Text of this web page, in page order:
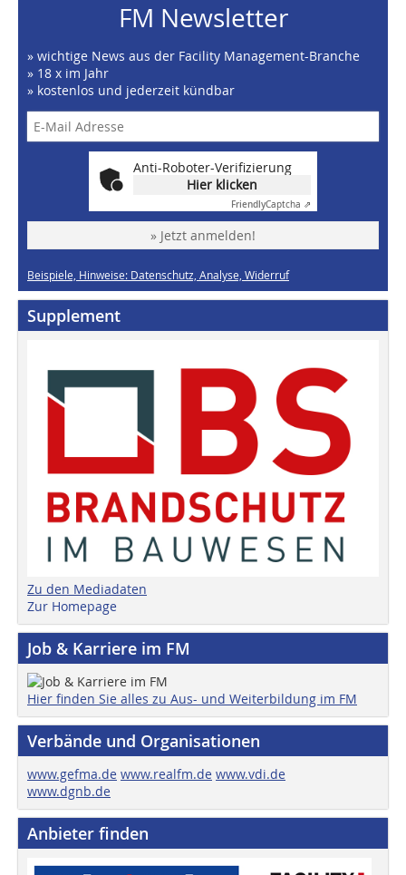
FM Newsletter
» wichtige News aus der Facility Management-Branche
» 18 x im Jahr
» kostenlos und jederzeit kündbar
Anti-Roboter-Verifizierung
Hier klicken
FriendlyCaptcha ⇗
» Jetzt anmelden!
Beispiele, Hinweise: Datenschutz, Analyse, Widerruf
Supplement
Zu den Mediadaten
Zur Homepage
Job & Karriere im FM
Hier finden Sie alles zu Aus- und Weiterbildung im FM
Verbände und Organisationen
www.gefma.de www.realfm.de www.vdi.de
www.dgnb.de
Anbieter finden